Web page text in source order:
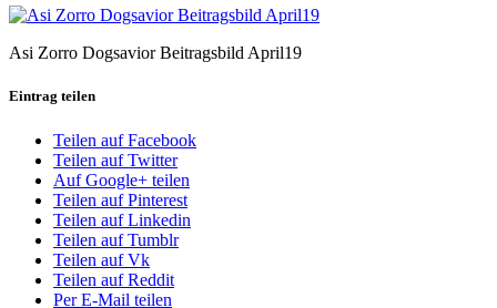
Asi Zorro Dogsavior Beitragsbild April19
Eintrag teilen
Teilen auf Facebook
Teilen auf Twitter
Auf Google+ teilen
Teilen auf Pinterest
Teilen auf Linkedin
Teilen auf Tumblr
Teilen auf Vk
Teilen auf Reddit
Per E-Mail teilen